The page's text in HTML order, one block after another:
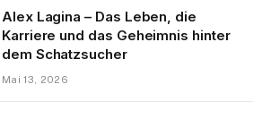
Alex Lagina – Das Leben, die
Karriere und das Geheimnis hinter
dem Schatzsucher
Mai 13, 2026